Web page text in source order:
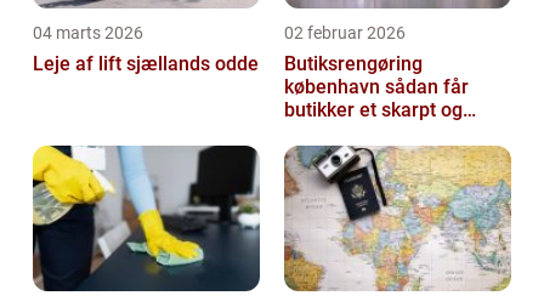
04 marts 2026
Leje af lift sjællands odde
02 februar 2026
Butiksrengøring
københavn sådan får
butikker et skarpt og